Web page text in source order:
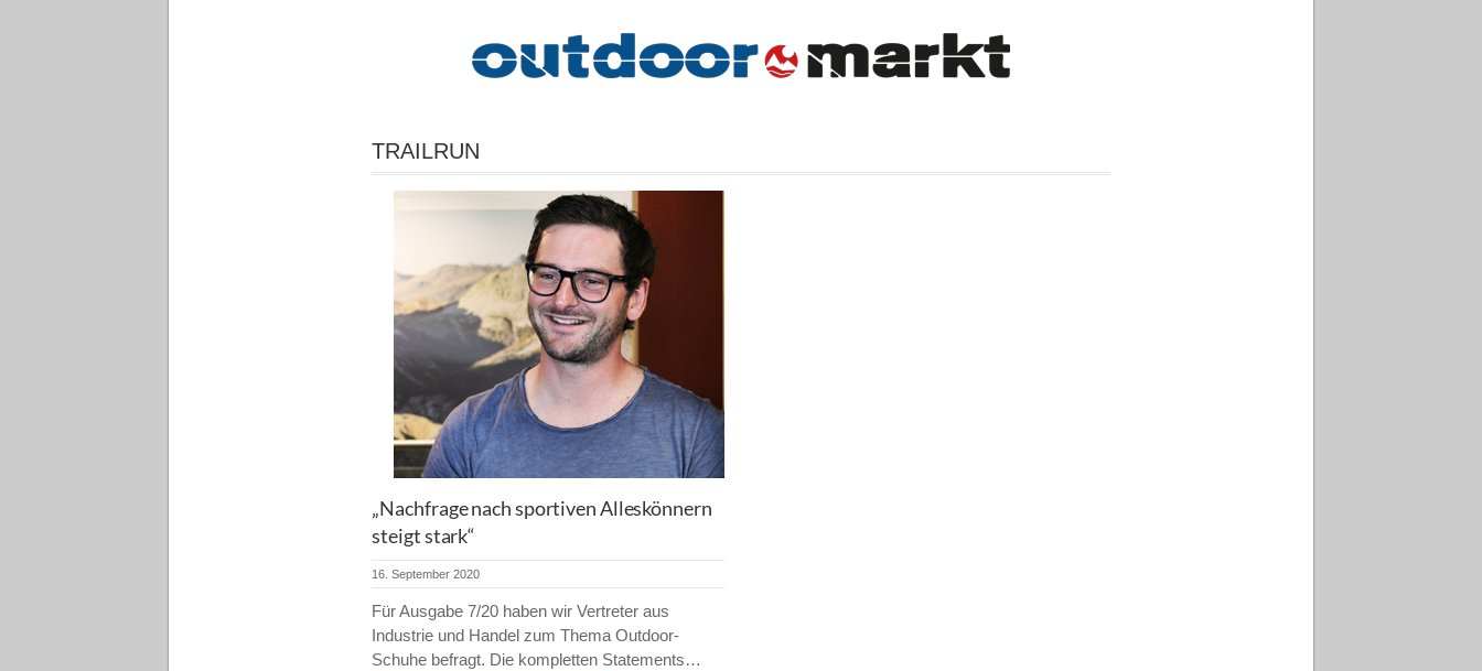
TRAILRUN
„Nachfrage nach sportiven Alleskönnern
steigt stark“
16. September 2020
Für Ausgabe 7/20 haben wir Vertreter aus
Industrie und Handel zum Thema Outdoor-
Schuhe befragt. Die kompletten Statements…